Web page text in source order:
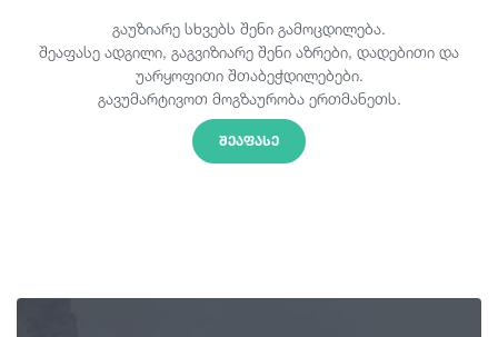
გაუზიარე სხვებს შენი გამოცდილება.
შეაფასე ადგილი, გაგვიზიარე შენი აზრები, დადებითი და
უარყოფითი შთაბეჭდილებები.
გავუმარტივოთ მოგზაურობა ერთმანეთს.
ᲨᲔᲐᲤᲐᲡᲔ